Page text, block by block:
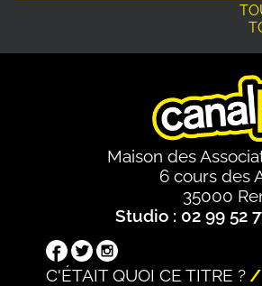
Maison des
6 cours des
35000
Studio : 02 99 52
C'ÉTAIT QUOI CE TITRE ?